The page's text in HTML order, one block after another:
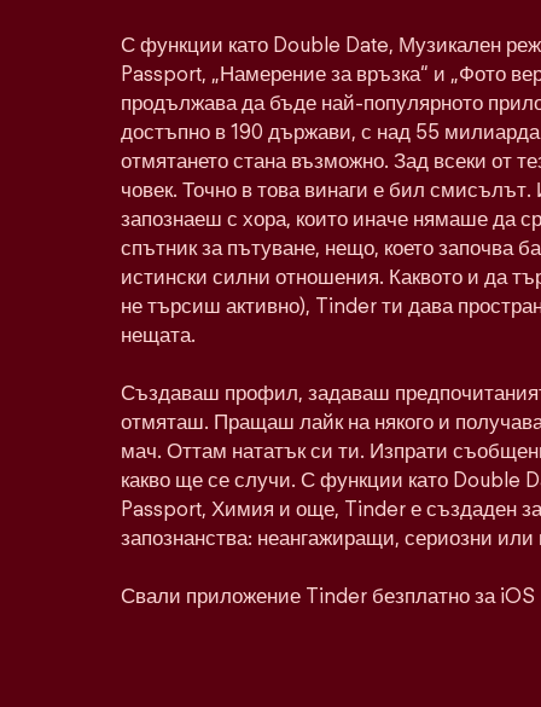
С функции като Double Date, Музикален
Passport, „Намерение за връзка“ и „Фото
продължава да бъде най-популярното
достъпно в 190 държави, с над 55 милиарда
отмятането стана възможно. Зад всеки от
човек. Точно в това винаги е бил
запознаеш с хора, които иначе нямаше да
спътник за пътуване, нещо, което започва
истински силни отношения. Каквото и да
не търсиш активно), Tinder ти дава
нещата.
Създаваш профил, задаваш
отмяташ. Пращаш лайк на някого и
мач. Оттам нататък си ти. Изпрати
какво ще се случи. С функции като Double
Passport, Химия и още, Tinder е създаден
запознанства: неангажиращи, сериозни или
Свали приложение Tinder безплатно за